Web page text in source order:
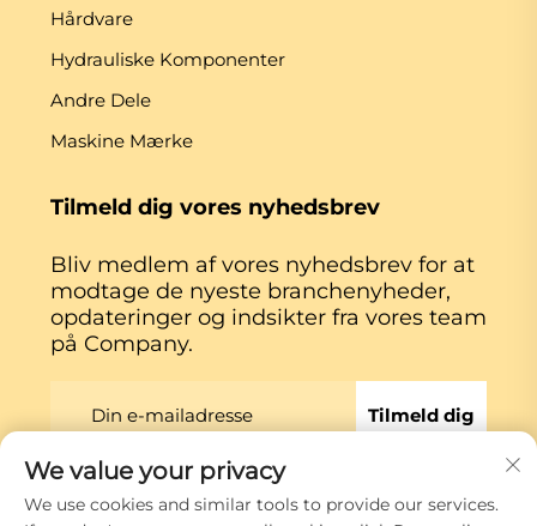
Hårdvare
Hydrauliske Komponenter
Andre Dele
Maskine Mærke
Tilmeld dig vores nyhedsbrev
Bliv medlem af vores nyhedsbrev for at
modtage de nyeste branchenyheder,
opdateringer og indsikter fra vores team
på Company.
Tilmeld dig
Copyright © Xiamen Globe Machine Co.,ltd.
We value your privacy
We use cookies and similar tools to provide our services.